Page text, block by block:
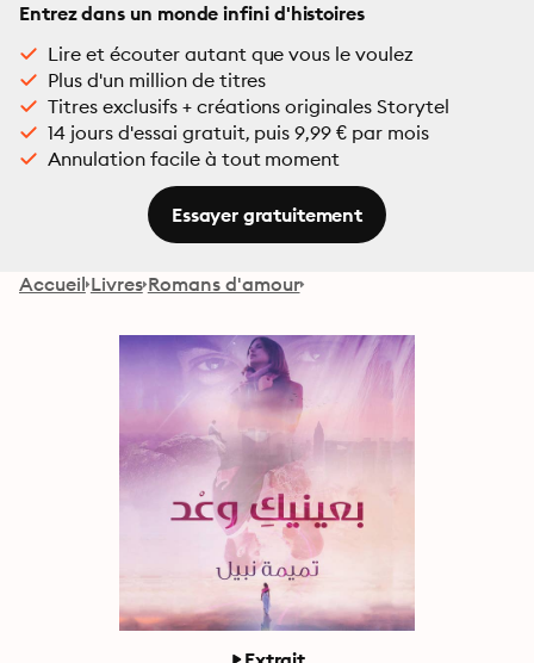
Entrez dans un monde infini d'histoires
Lire et écouter autant que vous le voulez
Plus d'un million de titres
Titres exclusifs + créations originales Storytel
14 jours d'essai gratuit, puis 9,99 € par mois
Annulation facile à tout moment
Essayer gratuitement
Accueil Livres Romans d'amour